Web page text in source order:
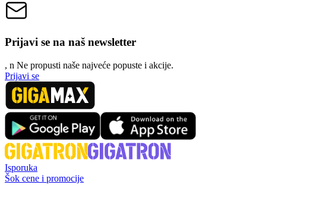
Prijavi se na naš newsletter
, n Ne propusti naše najveće popuste i akcije.
Prijavi se
Isporuka
Šok cene i promocije